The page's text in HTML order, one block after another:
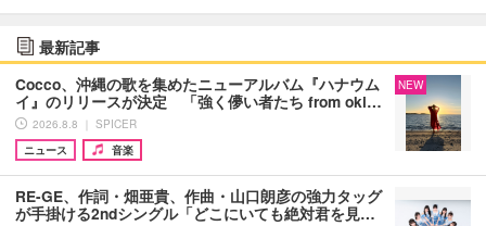
最新記事
Cocco、沖縄の歌を集めたニューアルバム『ハナウム
イ』のリリースが決定 「強く儚い者たち from oki…
2026.8.8 ｜ SPICER
ニュース
音楽
NEW
RE-GE、作詞・畑亜貴、作曲・山口朗彦の強力タッグ
が手掛ける2ndシングル「どこにいても絶対君を見…